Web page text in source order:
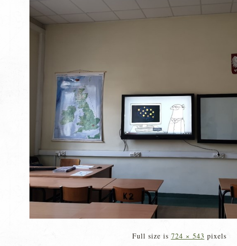
Full size is 724 × 543 pixels